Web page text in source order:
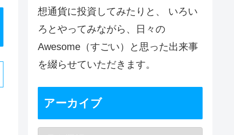
想通貨に投資してみたりと、 いろい
ろとやってみながら、日々の
Awesome（すごい）と思った出来事
を綴らせていただきます。
アーカイブ